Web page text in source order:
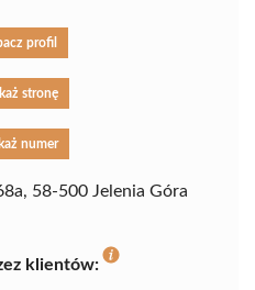
profil
stronę
numer
58-500 Jelenia Góra
klientów: